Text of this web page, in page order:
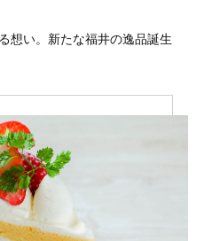
想い。新たな福井の逸品誕生